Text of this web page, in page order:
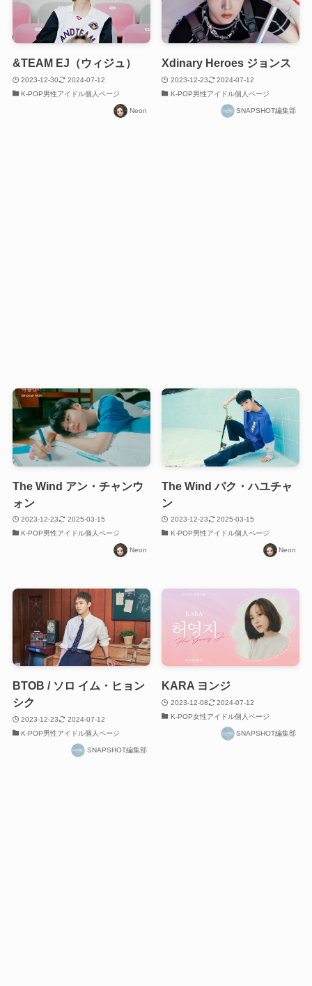
&TEAM EJ（ウィジュ）
2023-12-30
2024-07-12
K-POP男性アイドル個人ページ
Neon
Xdinary Heroes ジョンス
2023-12-23
2024-07-12
K-POP男性アイドル個人ページ
SNAPSHOT編集部
The Wind アン・チャンウ
ォン
2023-12-23
2025-03-15
K-POP男性アイドル個人ページ
Neon
The Wind パク・ハユチャ
ン
2023-12-23
2025-03-15
K-POP男性アイドル個人ページ
Neon
BTOB / ソロ イム・ヒョン
シク
2023-12-23
2024-07-12
K-POP男性アイドル個人ページ
SNAPSHOT編集部
KARA ヨンジ
2023-12-08
2024-07-12
K-POP女性アイドル個人ページ
SNAPSHOT編集部